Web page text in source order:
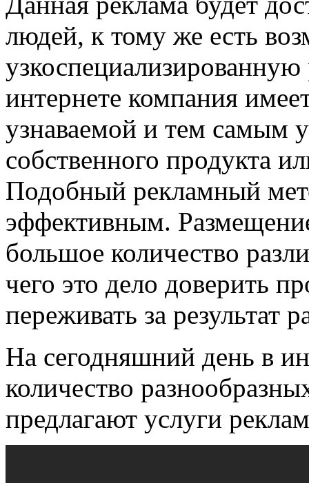
людей, к тому же есть
узкоспециализированную
интернете компания
узнаваемой и тем самым
собственного продукта
Подобный рекламный
эффективным.
большое количество
чего это дело доверить
переживать за результат
На сегодняшний день в
количество
предлагают услуги